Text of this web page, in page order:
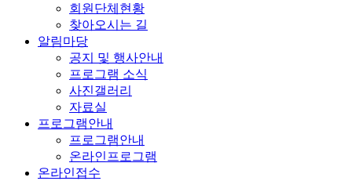
회원단체현황
찾아오시는 길
알림마당
공지 및 행사안내
프로그램 소식
사진갤러리
자료실
프로그램안내
프로그램안내
온라인프로그램
온라인접수